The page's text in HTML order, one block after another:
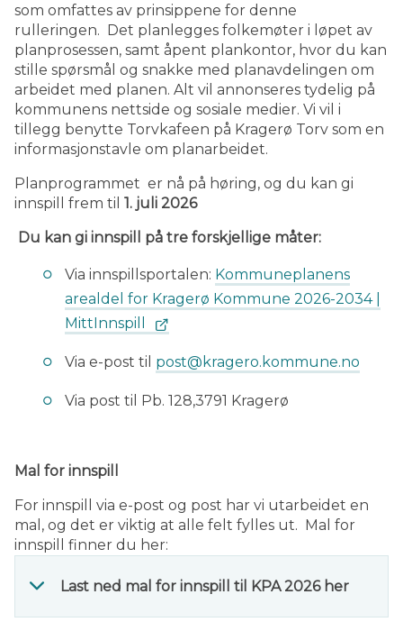
som omfattes av prinsippene for denne
rulleringen. Det planlegges folkemøter i løpet av
planprosessen, samt åpent plankontor, hvor du kan
stille spørsmål og snakke med planavdelingen om
arbeidet med planen. Alt vil annonseres tydelig på
kommunens nettside og sosiale medier. Vi vil i
tillegg benytte Torvkafeen på Kragerø Torv som en
informasjonstavle om planarbeidet.
Planprogrammet er nå på høring, og du kan gi
innspill frem til 1. juli 2026
Du kan gi innspill på tre forskjellige måter:
Via innspillsportalen: Kommuneplanens
arealdel for Kragerø Kommune 2026-2034 |
MittInnspill
Via e-post til post@kragero.kommune.no
Via post til Pb. 128,3791 Kragerø
Mal for innspill
For innspill via e-post og post har vi utarbeidet en
mal, og det er viktig at alle felt fylles ut. Mal for
innspill finner du her:
Last ned mal for innspill til KPA 2026 her